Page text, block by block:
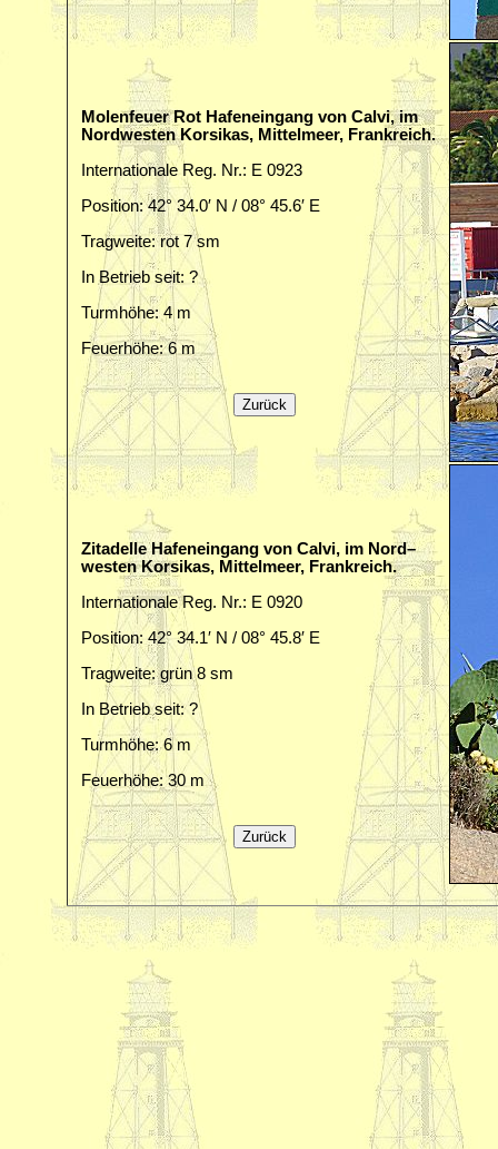
Molenfeuer Rot Hafeneingang von Calvi, im
Nordwesten Korsikas, Mittelmeer, Frankreich.
Internationale Reg. Nr.: E 0923
Position: 42° 34.0′ N / 08° 45.6′ E
Tragweite: rot 7 sm
In Betrieb seit: ?
Turmhöhe: 4 m
Feuerhöhe: 6 m
Zitadelle Hafeneingang von Calvi, im Nord–
westen Korsikas, Mittelmeer, Frankreich.
Internationale Reg. Nr.: E 0920
Position: 42° 34.1′ N / 08° 45.8′ E
Tragweite: grün 8 sm
In Betrieb seit: ?
Turmhöhe: 6 m
Feuerhöhe: 30 m